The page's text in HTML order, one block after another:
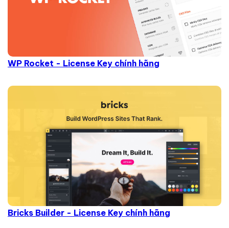
WP Rocket - License Key chính hãng
Bricks Builder - License Key chính hãng